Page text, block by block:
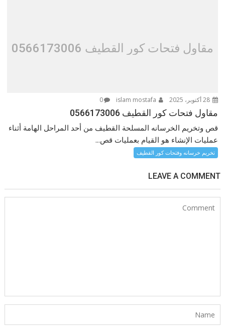
مقاول فتحات كور القطيف 0566173006
28 أكتوبر، 2025 0
مقاول فتحات كور القطيف 0566173006
قص وتخريم الخرسانه المسلحة القطيف من أحد المراحل الهامة أثناء
عمليات الإنشاء هو القيام بعمليات قص...
تخريم خرسانه وفتحات كور القطيف
LEAVE A COMMENT